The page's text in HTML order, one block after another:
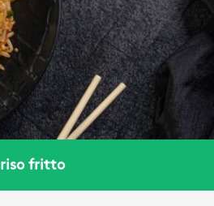
riso fritto